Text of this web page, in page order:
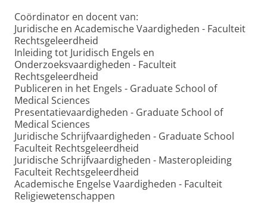
Coördinator en docent van:
Juridische en Academische Vaardigheden - Faculteit
Rechtsgeleerdheid
Inleiding tot Juridisch Engels en
Onderzoeksvaardigheden - Faculteit
Rechtsgeleerdheid
Publiceren in het Engels - Graduate School of
Medical Sciences
Presentatievaardigheden - Graduate School of
Medical Sciences
Juridische Schrijfvaardigheden - Graduate School
Faculteit Rechtsgeleerdheid
Juridische Schrijfvaardigheden - Masteropleiding
Faculteit Rechtsgeleerdheid
Academische Engelse Vaardigheden - Faculteit
Religiewetenschappen